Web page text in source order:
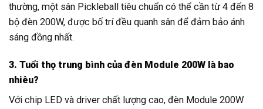
thường, một sân Pickleball tiêu chuẩn có thể cần từ 4 đến 8
bộ đèn 200W, được bố trí đều quanh sân để đảm bảo ánh
sáng đồng nhất.
3. Tuổi thọ trung bình của đèn Module 200W là bao
nhiêu?
Với chip LED và driver chất lượng cao, đèn Module 200W